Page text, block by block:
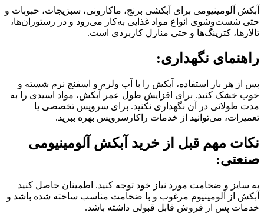
آبکش آلومینیومی برای آبکشی برنج، ماکارونی، سبزیجات، حبوبات و
حتی شست‌وشوی انواع مواد غذایی به‌کار می‌رود و در رستوران‌ها،
تالارها، کترینگ‌ها و حتی منازل کاربردی است.
راهنمای نگهداری:
پس از هر بار استفاده، آبکش را با آب ولرم و اسفنج نرم شسته و
خوب خشک کنید. برای افزایش طول عمر آبکش، مواد اسیدی را به
مدت طولانی در آن نگهداری نکنید. برای سرویس تخصصی یا
تعمیرات، می‌توانید از خدمات راکارسرویس بهره ببرید.
نکات مهم قبل از خرید آبکش آلومینیومی
صنعتی:
به سایز و ضخامت مورد نیاز خود توجه کنید. اطمینان حاصل کنید
آبکش از آلومینیوم مرغوب و با ضخامت مناسب ساخته شده باشد و
خدمات پس از فروش قابل قبولی داشته باشد.